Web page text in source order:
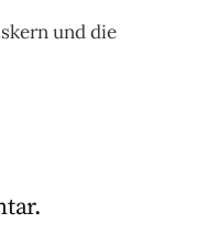
und die